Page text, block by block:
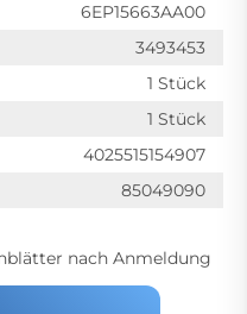
6EP15663AA00
3493453
1 Stück
1 Stück
4025515154907
85049090
nach Anmeldung